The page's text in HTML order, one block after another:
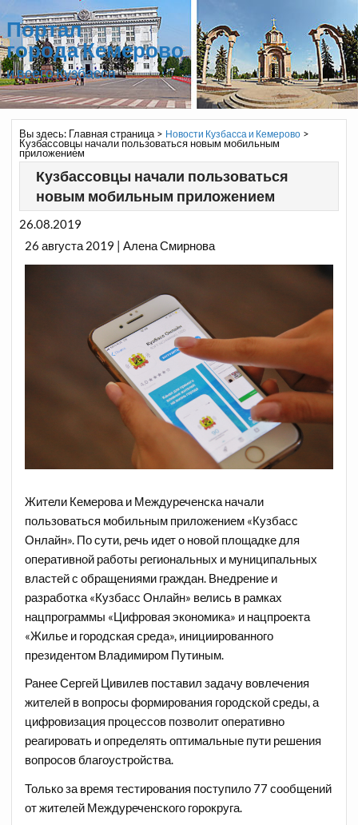
Портал
города Кемерово
и всего Кузбасса
Вы здесь: Главная страница> Новости Кузбасса и Кемерово>
Кузбассовцы начали пользоваться новым мобильным
приложением
Кузбассовцы начали пользоваться
новым мобильным приложением
26.08.2019
26 августа 2019 | Алена Смирнова
Жители Кемерова и Междуреченска начали
пользоваться мобильным приложением «Кузбасс
Онлайн». По сути, речь идет о новой площадке для
оперативной работы региональных и муниципальных
властей с обращениями граждан. Внедрение и
разработка «Кузбасс Онлайн» велись в рамках
нацпрограммы «Цифровая экономика» и нацпроекта
«Жилье и городская среда», инициированного
президентом Владимиром Путиным.
Ранее Сергей Цивилев поставил задачу вовлечения
жителей в вопросы формирования городской среды, а
цифровизация процессов позволит оперативно
реагировать и определять оптимальные пути решения
вопросов благоустройства.
Только за время тестирования поступило 77 сообщений
от жителей Междуреченского горокруга.